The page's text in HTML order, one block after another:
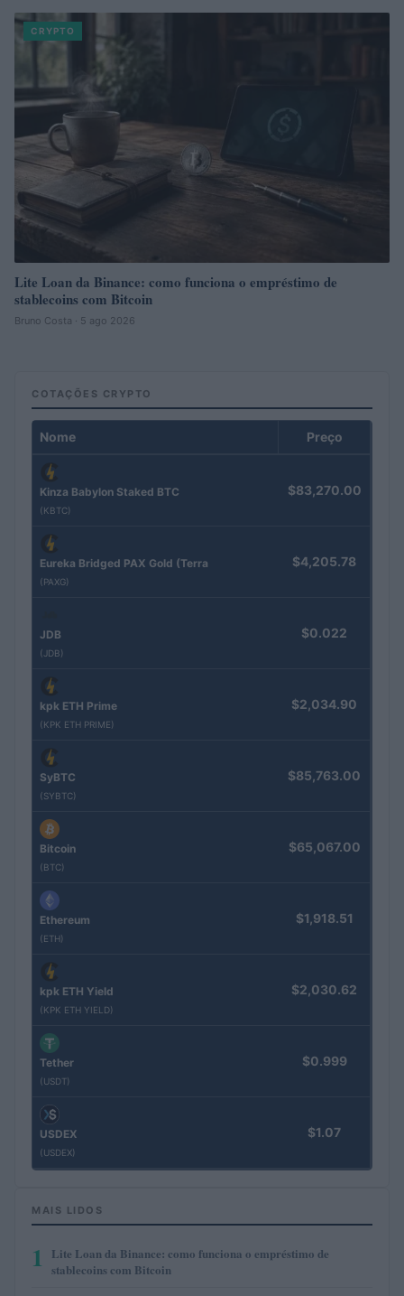
CRYPTO
Lite Loan da Binance: como funciona o empréstimo de
stablecoins com Bitcoin
Bruno Costa · 5 ago 2026
COTAÇÕES CRYPTO
Nome Preço
Kinza Babylon Staked BTC
(KBTC)
$83,270.00
Eureka Bridged PAX Gold (Terra
(PAXG)
$4,205.78
JDB
(JDB)
$0.022
kpk ETH Prime
(KPK ETH PRIME)
$2,034.90
SyBTC
(SYBTC)
$85,763.00
Bitcoin
(BTC)
$65,067.00
Ethereum
(ETH)
$1,918.51
kpk ETH Yield
(KPK ETH YIELD)
$2,030.62
Tether
(USDT)
$0.999
USDEX
(USDEX)
$1.07
MAIS LIDOS
1
Lite Loan da Binance: como funciona o empréstimo de
stablecoins com Bitcoin